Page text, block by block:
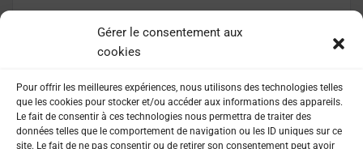
Gérer le consentement aux
cookies
Pour offrir les meilleures expériences, nous utilisons des technologies telles
que les cookies pour stocker et/ou accéder aux informations des appareils.
Le fait de consentir à ces technologies nous permettra de traiter des
données telles que le comportement de navigation ou les ID uniques sur ce
site. Le fait de ne pas consentir ou de retirer son consentement peut avoir
LIRE LA SUITE